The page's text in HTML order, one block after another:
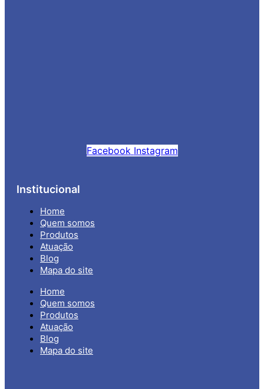
Facebook Instagram
Institucional
Home
Quem somos
Produtos
Atuação
Blog
Mapa do site
Home
Quem somos
Produtos
Atuação
Blog
Mapa do site